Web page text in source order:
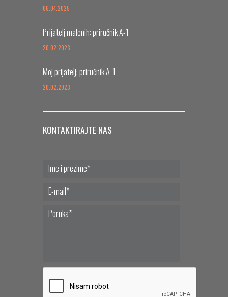
06.04.2025
Prijatelj malenih: priručnik A-1
20.02.2023
Moj prijatelj: priručnik A-1
20.02.2023
KONTAKTIRAJTE NAS